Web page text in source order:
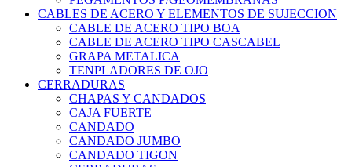
CABLES DE ACERO Y ELEMENTOS DE SUJECCION
CABLE DE ACERO TIPO BOA
CABLE DE ACERO TIPO CASCABEL
GRAPA METALICA
TENPLADORES DE OJO
CERRADURAS
CHAPAS Y CANDADOS
CAJA FUERTE
CANDADO
CANDADO JUMBO
CANDADO TIGON